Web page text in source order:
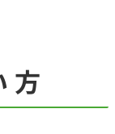
方